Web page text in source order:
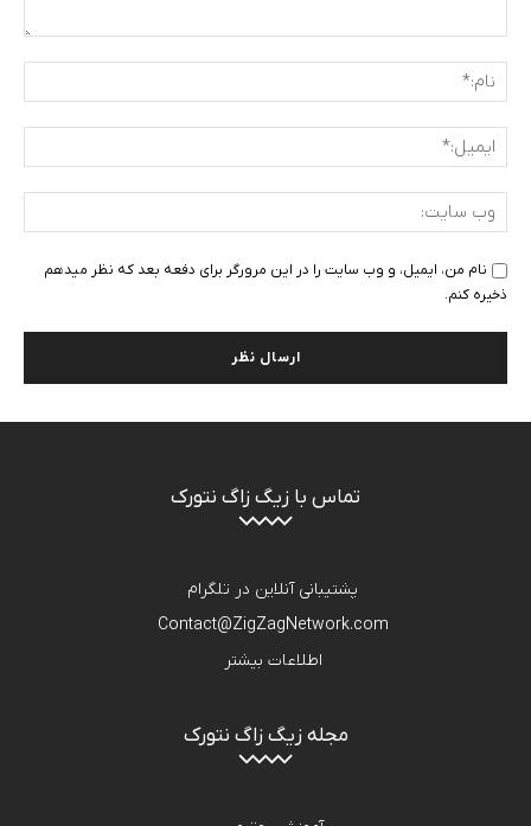
نام من، ایمیل، و وب سایت را در این مرورگر برای دفعه بعد که نظر میدهم
ذخیره کنم.
تماس با زیگ زاگ نتورک
پشتیبانی آنلاین در تلگرام
Contact@ZigZagNetwork.com
اطلاعات بیشتر
مجله زیگ زاگ نتورک